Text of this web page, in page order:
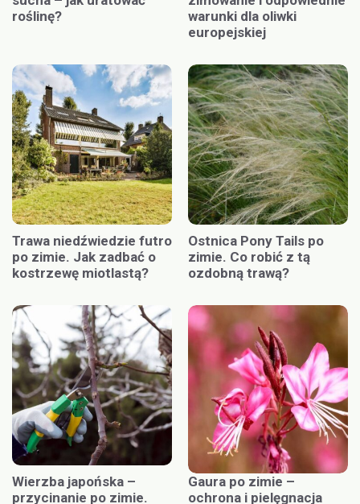
roślinę?
warunki dla oliwki
europejskiej
Trawa niedźwiedzie futro
po zimie. Jak zadbać o
kostrzewę miotlastą?
Ostnica Pony Tails po
zimie. Co robić z tą
ozdobną trawą?
Wierzba japońska –
przycinanie po zimie.
Gaura po zimie –
ochrona i pielęgnacja